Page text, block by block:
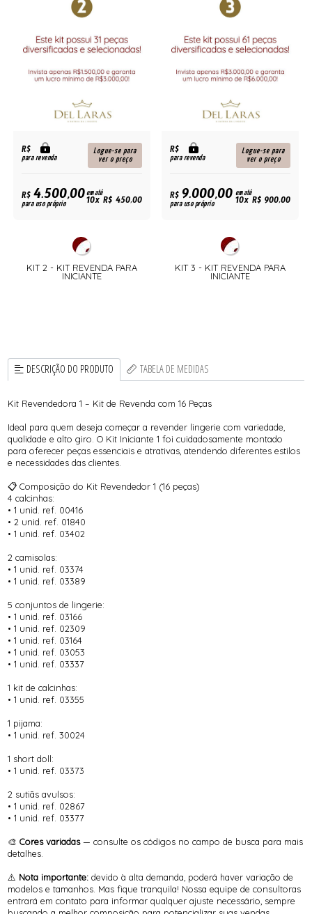
R$
para revenda
Logue-se para
ver o preço
R$4.500,00
para uso próprio
em até
10x R$ 450,00
KIT 2 - KIT REVENDA PARA
INICIANTE
R$
para revenda
Logue-se para
ver o preço
R$9.000,00
para uso próprio
em até
10x R$ 900,00
KIT 3 - KIT REVENDA PARA
INICIANTE
DESCRIÇÃO DO PRODUTO TABELA DE MEDIDAS
Kit Revendedora 1 – Kit de Revenda com 16 Peças
Ideal para quem deseja começar a revender lingerie com variedade,
qualidade e alto giro. O Kit Iniciante 1 foi cuidadosamente montado
para oferecer peças essenciais e atrativas, atendendo diferentes estilos
e necessidades das clientes.
📋 Composição do Kit Revendedor 1 (16 peças)
4 calcinhas:
• 1 unid. ref. 00416
• 2 unid. ref. 01840
• 1 unid. ref. 03402
2 camisolas:
• 1 unid. ref. 03374
• 1 unid. ref. 03389
5 conjuntos de lingerie:
• 1 unid. ref. 03166
• 1 unid. ref. 02309
• 1 unid. ref. 03164
• 1 unid. ref. 03053
• 1 unid. ref. 03337
1 kit de calcinhas:
• 1 unid. ref. 03355
1 pijama:
• 1 unid. ref. 30024
1 short doll:
• 1 unid. ref. 03373
2 sutiãs avulsos:
• 1 unid. ref. 02867
• 1 unid. ref. 03377
🎨Cores variadas— consulte os códigos no campo de busca para mais
detalhes.
⚠️ Nota importante: devido à alta demanda, poderá haver variação de
modelos e tamanhos. Mas fique tranquila! Nossa equipe de consultoras
entrará em contato para informar qualquer ajuste necessário, sempre